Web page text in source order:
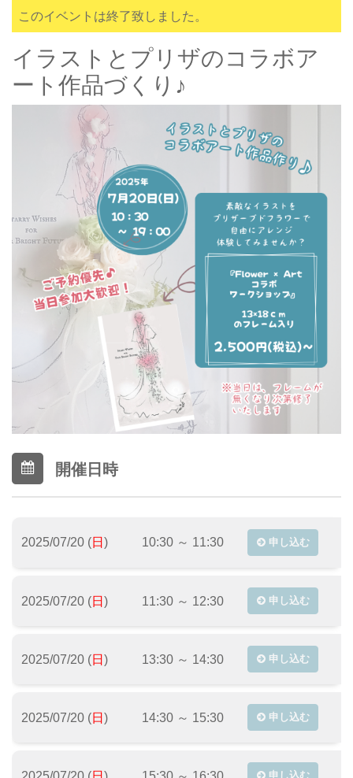
このイベントは終了致しました。
イラストとプリザのコラボア
ート作品づくり♪
開催日時
2025/07/20 (日 ) 10:30 ～ 11:30 申し込む
2025/07/20 (日 ) 11:30 ～ 12:30 申し込む
2025/07/20 (日 ) 13:30 ～ 14:30 申し込む
2025/07/20 (日 ) 14:30 ～ 15:30 申し込む
申し込む